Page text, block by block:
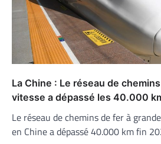
La Chine : Le réseau de
vitesse a dépassé les 40.000
Le réseau de chemins de fer à
en Chine a dépassé 40.000 km fin